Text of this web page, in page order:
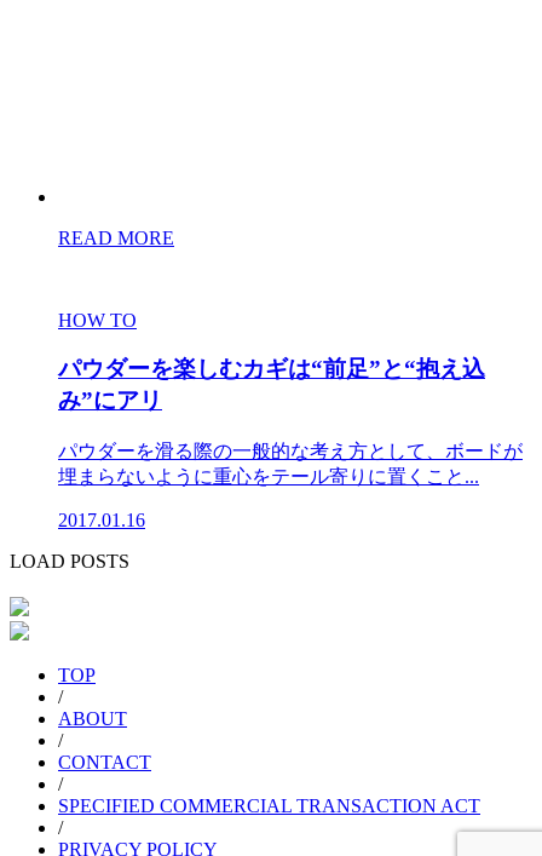
READ MORE
HOW TO
パウダーを楽しむカギは“前足”と“抱え込
み”にアリ
パウダーを滑る際の一般的な考え方として、ボードが
埋まらないように重心をテール寄りに置くこと...
2017.01.16
LOAD POSTS
TOP
/
ABOUT
/
CONTACT
/
SPECIFIED COMMERCIAL TRANSACTION ACT
/
PRIVACY POLICY